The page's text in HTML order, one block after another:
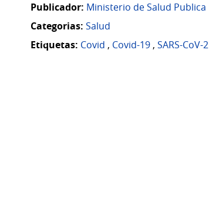
Publicador: Ministerio de Salud Publica
Categorias: Salud
Etiquetas: Covid , Covid-19, SARS-CoV-2